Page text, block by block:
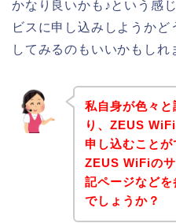
かなり良いかも♪という感
ビスに申し込みしようか
してみるのもいいかもしれ
私自身が色々
り、ZEUS
申し込むことが
ZEUS WiFiの
記ページなど
でしょうか？